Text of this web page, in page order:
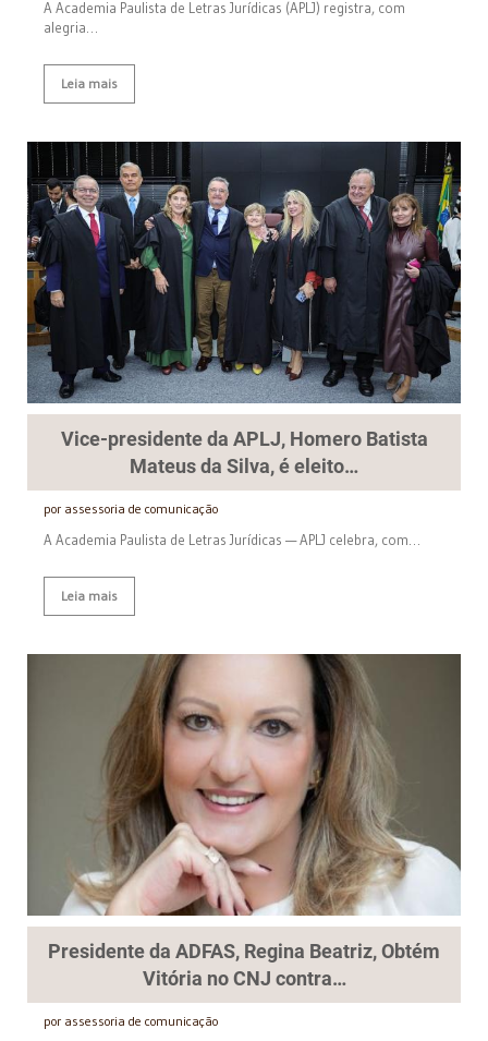
A Academia Paulista de Letras Jurídicas (APLJ) registra, com
alegria…
Leia mais
Vice-presidente da APLJ, Homero Batista
Mateus da Silva, é eleito…
por assessoria de comunicação
A Academia Paulista de Letras Jurídicas — APLJ celebra, com…
Leia mais
Presidente da ADFAS, Regina Beatriz, Obtém
Vitória no CNJ contra…
por assessoria de comunicação